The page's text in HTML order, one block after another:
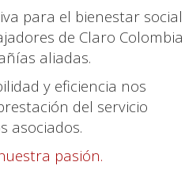
para el bienestar social
de Claro Colombia
aliadas.
y eficiencia nos
del servicio
asociados.
pasión.